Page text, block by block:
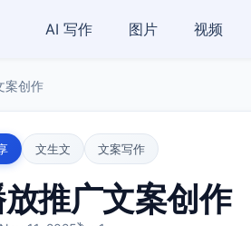
AI 写作 图片 视频
案创作
文生文 文案写作
推广文案创作